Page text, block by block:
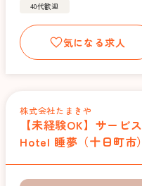
40代歓迎
気になる求人
株式会社たまきや
【未経験OK】サー
Hotel 睡夢（十日町市）